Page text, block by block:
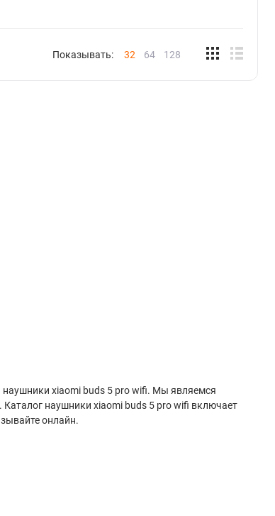
Показывать: 32 64 128
наушники xiaomi buds 5 pro wifi. Мы являемся
наушники xiaomi buds 5 pro wifi включает
онлайн.